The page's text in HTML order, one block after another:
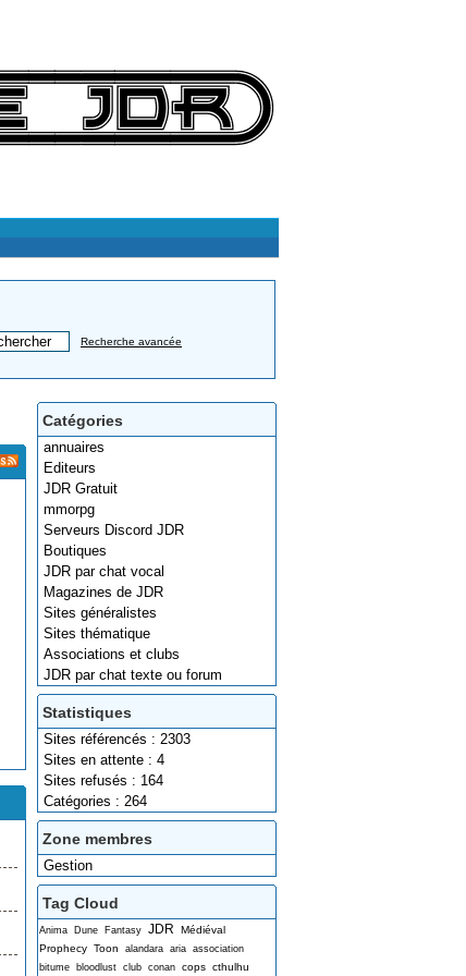
Recherche avancée
Catégories
annuaires
Editeurs
JDR Gratuit
mmorpg
Serveurs Discord JDR
Boutiques
JDR par chat vocal
Magazines de JDR
Sites généralistes
Sites thématique
Associations et clubs
JDR par chat texte ou forum
Statistiques
Sites référencés : 2303
Sites en attente : 4
Sites refusés : 164
Catégories : 264
Zone membres
Gestion
Tag Cloud
Anima Dune Fantasy JDR
Médiéval
Prophecy Toon alandara aria association
bitume
bloodlust club conan cops cthulhu